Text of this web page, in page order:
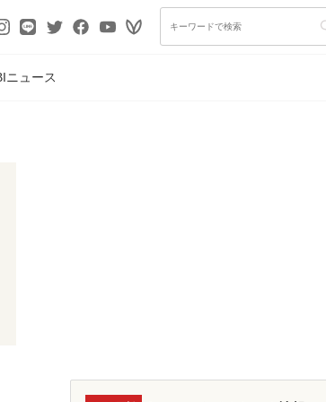
ニュース